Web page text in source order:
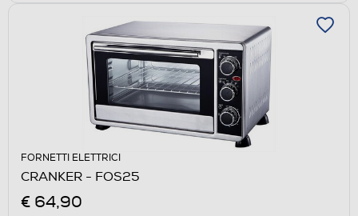
FORNETTI ELETTRICI
CRANKER - FOS25
€ 64,90